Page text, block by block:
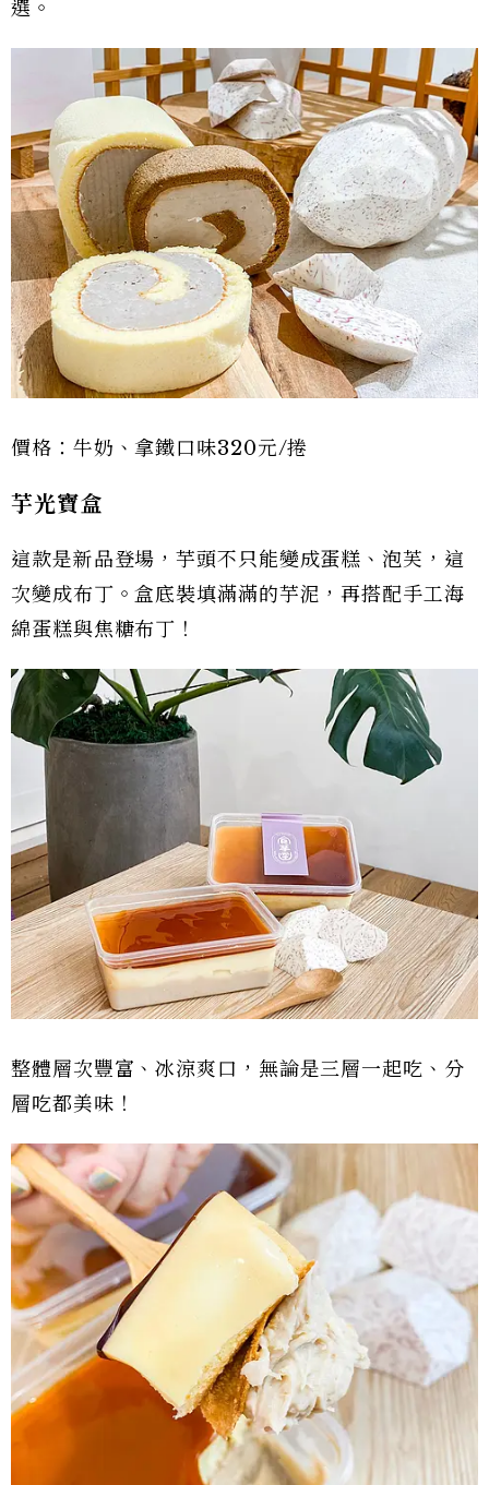
選。
價格：牛奶、拿鐵口味320元/捲
芋光寶盒
這款是新品登場，芋頭不只能變成蛋糕、泡芙，這
次變成布丁。盒底裝填滿滿的芋泥，再搭配手工海
綿蛋糕與焦糖布丁！
整體層次豐富、冰涼爽口，無論是三層一起吃、分
層吃都美味！